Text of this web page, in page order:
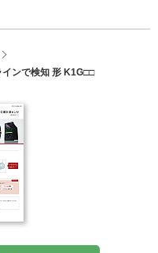
ンで検知 形 K1G□□